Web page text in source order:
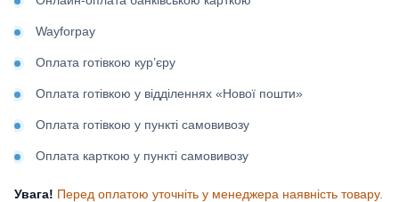
Wayforpay
Оплата готівкою кур’єру
Оплата готівкою у відділеннях «Нової пошти»
Оплата готівкою у пункті самовивозу
Оплата карткою у пункті самовивозу
Увага! Перед оплатою уточніть у менеджера наявність товару.